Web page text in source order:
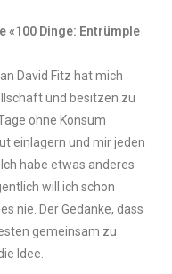
«100 Dinge: Entrümple
David Fitz hat mich
und besitzen zu
ohne Konsum
einlagern und mir jeden
habe etwas anderes
will ich schon
nie. Der Gedanke, dass
gemeinsam zu
Idee.